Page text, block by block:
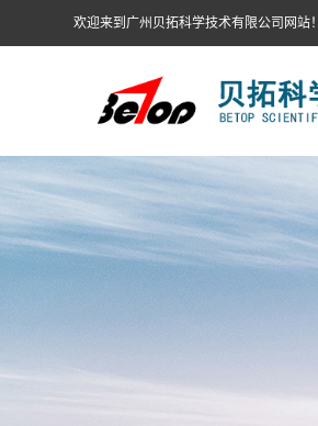
欢迎来到广州贝拓科学技术有限公司网站！